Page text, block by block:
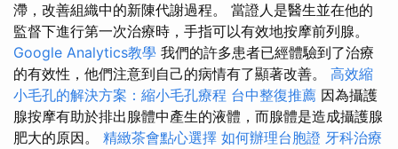
滯，改善組織中的新陳代謝過程。 當證人是醫生並在他的
監督下進行第一次治療時，手指可以有效地按摩前列腺。
Google Analytics教學 我們的許多患者已經體驗到了治療
的有效性，他們注意到自己的病情有了顯著改善。 高效縮
小毛孔的解決方案：縮小毛孔療程 台中整復推薦 因為攝護
腺按摩有助於排出腺體中產生的液體，而腺體是造成攝護腺
肥大的原因。 精緻茶會點心選擇 如何辦理台胞證 牙科治療